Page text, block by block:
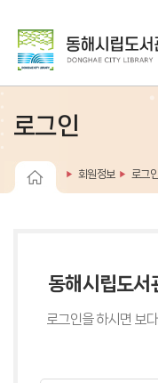
로그인
회원정보 로그인
동해시립도서
로그인을 하시면 보